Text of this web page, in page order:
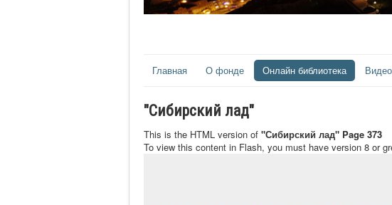
Главная О фонде Онлайн библиотека
"Сибирский лад"
This is the HTML version of "Сибирский лад" Page 373
To view this content in Flash, you must have version 8 or